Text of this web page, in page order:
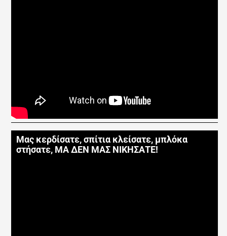
Μας κερδίσατε, σπίτια κλείσατε, μπλόκα
στήσατε, ΜΑ ΔΕΝ ΜΑΣ ΝΙΚΗΣΑΤΕ!